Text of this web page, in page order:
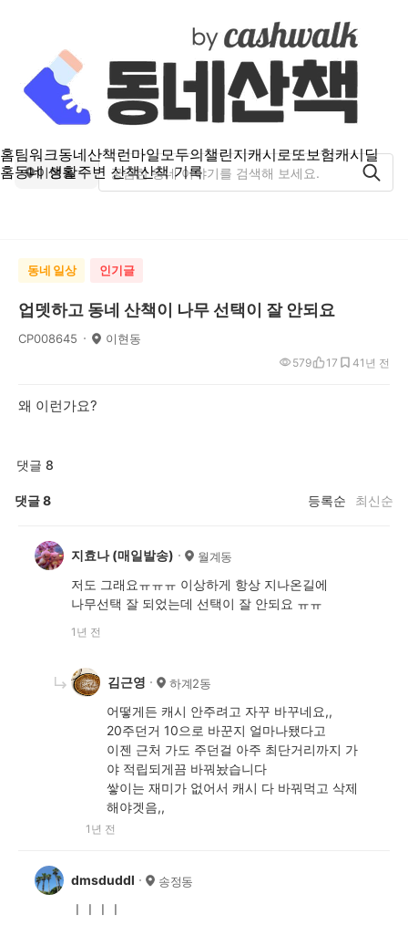
홈팀워크동네산책런마일모두의챌린지캐시로또보험캐시딜
홈동네 생활주변 산책산책 기록
이현동
동네 일상 인기글
업뎃하고 동네 산책이 나무 선택이 잘 안되요
CP008645 이현동
1년 전
579 17 4
왜 이런가요?
댓글 8
댓글8 등록순 최신순
지효나 (매일발송) 월계동
저도 그래요ㅠㅠㅠ 이상하게 항상 지나온길에
나무선택 잘 되었는데 선택이 잘 안되요 ㅠㅠ
1년 전
김근영 하계2동
어떻게든 캐시 안주려고 자꾸 바꾸네요,,
20주던거 10으로 바꾼지 얼마나됐다고
이젠 근처 가도 주던걸 아주 최단거리까지 가
야 적립되게끔 바꿔놨습니다
쌓이는 재미가 없어서 캐시 다 바꿔먹고 삭제
해야겟음,,
1년 전
dmsduddl 송정동
ㅣㅣㅣㅣ